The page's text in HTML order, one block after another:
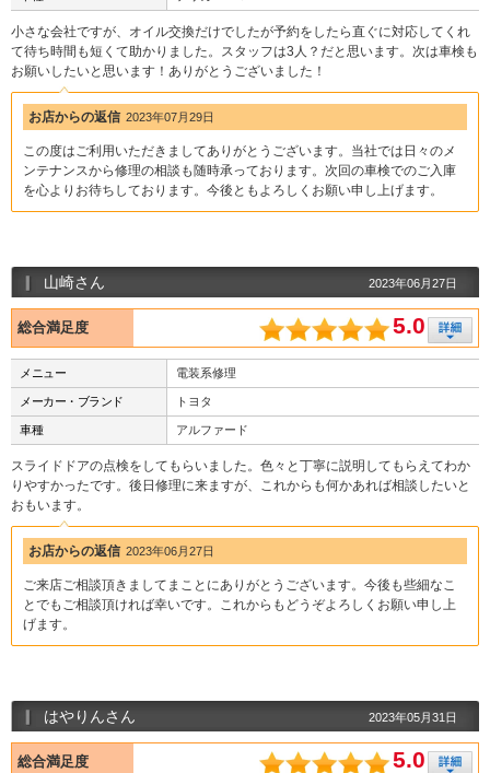
小さな会社ですが、オイル交換だけでしたが予約をしたら直ぐに対応してくれ
て待ち時間も短くて助かりました。スタッフは3人？だと思います。次は車検も
お願いしたいと思います！ありがとうございました！
お店からの返信 2023年07月29日
この度はご利用いただきましてありがとうございます。当社では日々のメ
ンテナンスから修理の相談も随時承っております。次回の車検でのご入庫
を心よりお待ちしております。今後ともよろしくお願い申し上げます。
山崎さん 2023年06月27日
総合満足度 5.0
メニュー 電装系修理
メーカー・ブランド トヨタ
車種 アルファード
スライドドアの点検をしてもらいました。色々と丁寧に説明してもらえてわか
りやすかったです。後日修理に来ますが、これからも何かあれば相談したいと
おもいます。
お店からの返信 2023年06月27日
ご来店ご相談頂きましてまことにありがとうございます。今後も些細なこ
とでもご相談頂ければ幸いです。これからもどうぞよろしくお願い申し上
げます。
はやりんさん 2023年05月31日
総合満足度 5.0